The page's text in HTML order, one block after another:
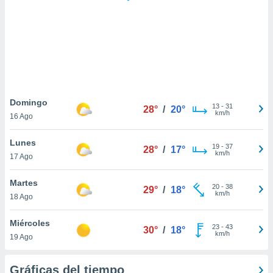
similares
como
sitio
de
traten tus
en
interés
su
Domingo
16 Ago
28° / 20° 13- 31
km/h
Lunes
17 Ago
28° / 17° 19- 37
km/h
Martes
18 Ago
29° / 18° 20- 38
km/h
Miércoles
19 Ago
30° / 18° 23- 43
km/h
Gráficas del tiempo